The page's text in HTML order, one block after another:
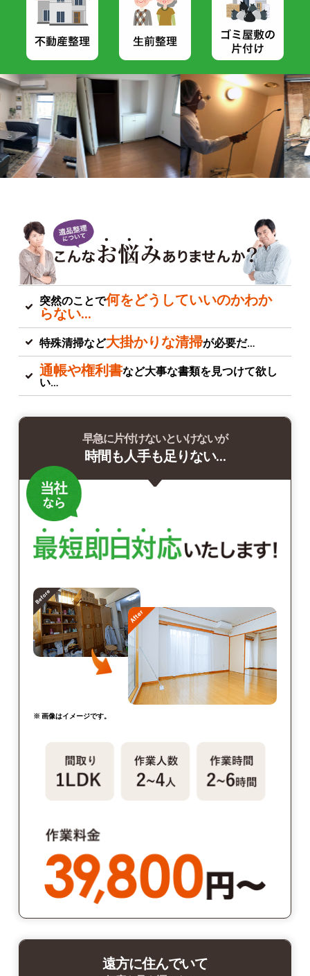
突然のことで何をどうしていいのかわか
らない…
特殊清掃など大掛かりな清掃が必要だ…
通帳や権利書など大事な書類を見つけて欲し
い…
早急に片付けないといけないが
時間も人手も足りない…
※ 画像はイメージです。
遠方に住んでいて